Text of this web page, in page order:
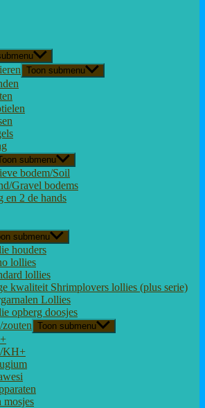
Toon submenu
submenu
bodem/Soil
Gravel bodems
en 2 de hands
submenu
houders
lollies
lollies
kwaliteit Shrimplovers lollies (plus serie)
Lollies
opberg doosjes
Toon submenu
KH+
mosjes